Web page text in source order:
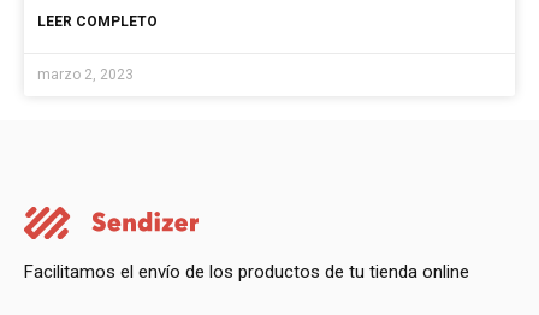
LEER COMPLETO
marzo 2, 2023
Facilitamos el envío de los productos de tu tienda online